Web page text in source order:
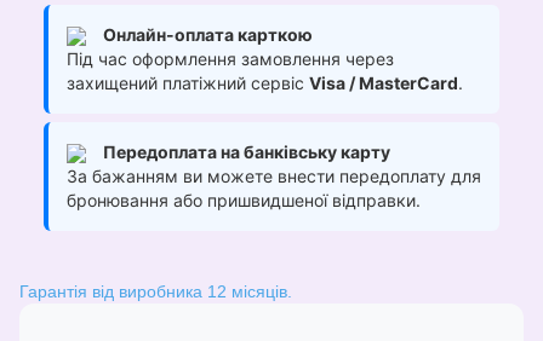
Онлайн-оплата карткою
Під час оформлення замовлення через
захищений платіжний сервіс Visa / MasterCard.
Передоплата на банківську карту
За бажанням ви можете внести передоплату для
бронювання або пришвидшеної відправки.
Гарантія від виробника 12 місяців.